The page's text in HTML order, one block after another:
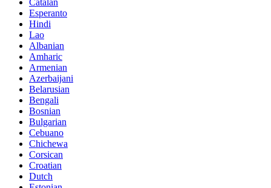
Catalan
Esperanto
Hindi
Lao
Albanian
Amharic
Armenian
Azerbaijani
Belarusian
Bengali
Bosnian
Bulgarian
Cebuano
Chichewa
Corsican
Croatian
Dutch